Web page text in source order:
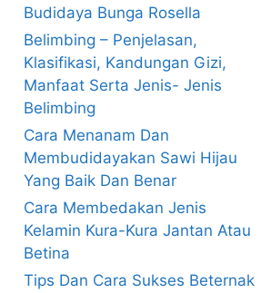
Budidaya Bunga Rosella
Belimbing – Penjelasan,
Klasifikasi, Kandungan Gizi,
Manfaat Serta Jenis- Jenis
Belimbing
Cara Menanam Dan
Membudidayakan Sawi Hijau
Yang Baik Dan Benar
Cara Membedakan Jenis
Kelamin Kura-Kura Jantan Atau
Betina
Tips Dan Cara Sukses Beternak